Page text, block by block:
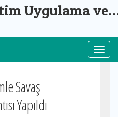
Uygulama ve
Savaş
Yapıldı